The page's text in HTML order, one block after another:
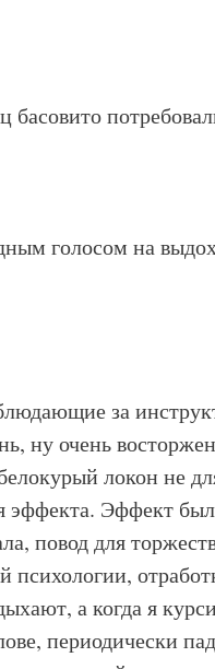
голосом на
за
ну очень
локон не
эффекта. Эффект
повод для
психологии,
а когда я
периодически